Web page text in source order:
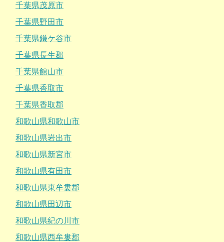
千葉県茂原市
千葉県野田市
千葉県鎌ケ谷市
千葉県長生郡
千葉県館山市
千葉県香取市
千葉県香取郡
和歌山県和歌山市
和歌山県岩出市
和歌山県新宮市
和歌山県有田市
和歌山県東牟婁郡
和歌山県田辺市
和歌山県紀の川市
和歌山県西牟婁郡